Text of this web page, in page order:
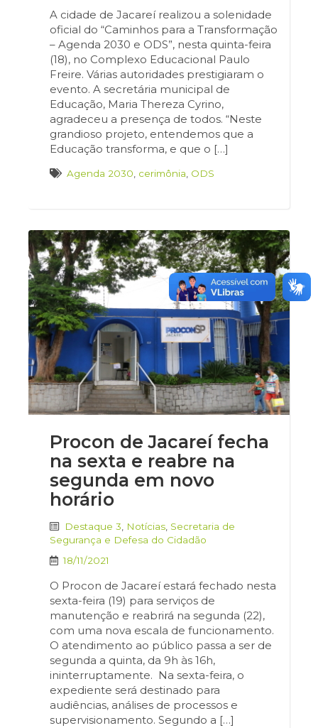
A cidade de Jacareí realizou a solenidade
oficial do “Caminhos para a Transformação
– Agenda 2030 e ODS”, nesta quinta-feira
(18), no Complexo Educacional Paulo
Freire. Várias autoridades prestigiaram o
evento. A secretária municipal de
Educação, Maria Thereza Cyrino,
agradeceu a presença de todos. “Neste
grandioso projeto, entendemos que a
Educação transforma, e que o […]
Agenda 2030 cerimônia ODS
Procon de Jacareí fecha
na sexta e reabre na
segunda em novo
horário
Destaque 3 Notícias Secretaria de
Segurança e Defesa do Cidadão
18/11/2021
O Procon de Jacareí estará fechado nesta
sexta-feira (19) para serviços de
manutenção e reabrirá na segunda (22),
com uma nova escala de funcionamento.
O atendimento ao público passa a ser de
segunda a quinta, da 9h às 16h,
ininterruptamente. Na sexta-feira, o
expediente será destinado para
audiências, análises de processos e
supervisionamento. Segundo a […]